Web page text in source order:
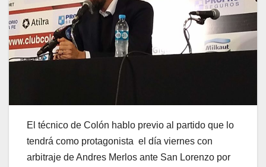
El técnico de Colón hablo previo al partido que lo
tendrá como protagonista el día viernes con
arbitraje de Andres Merlos ante San Lorenzo por